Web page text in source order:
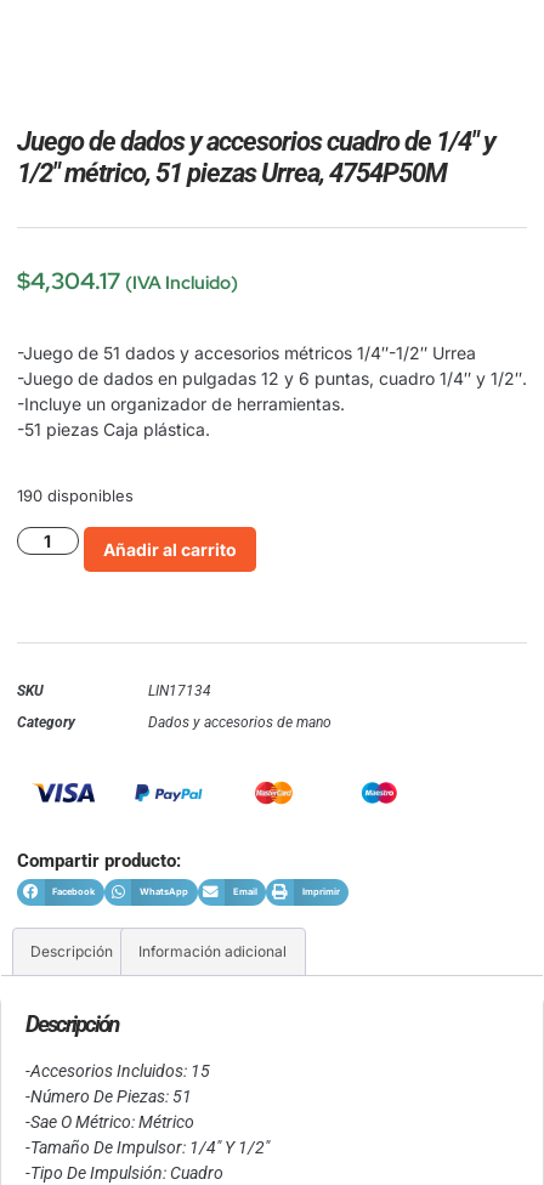
Juego de dados y accesorios cuadro de 1/4″ y
1/2″ métrico, 51 piezas Urrea, 4754P50M
$4,304.17 (IVA Incluido)
-Juego de 51 dados y accesorios métricos 1/4″-1/2″ Urrea
-Juego de dados en pulgadas 12 y 6 puntas, cuadro 1/4″ y 1/2″.
-Incluye un organizador de herramientas.
-51 piezas Caja plástica.
190 disponibles
Añadir al carrito
SKU
LIN17134
Category
Dados y accesorios de mano
Compartir producto:
Facebook WhatsApp Email Imprimir
Descripción Información adicional
Descripción
-Accesorios Incluidos: 15
-Número De Piezas: 51
-Sae O Métrico: Métrico
-Tamaño De Impulsor: 1/4″ Y 1/2″
-Tipo De Impulsión: Cuadro